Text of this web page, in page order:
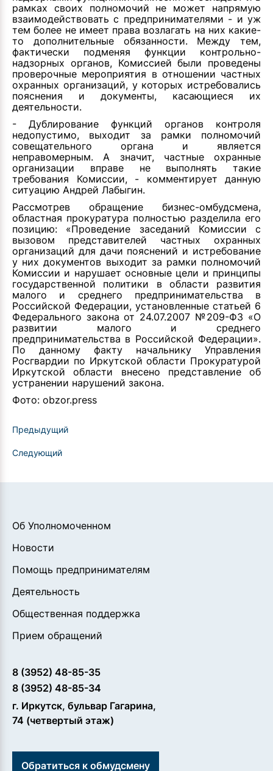
рамках своих полномочий не может напрямую
взаимодействовать с предпринимателями - и уж
тем более не имеет права возлагать на них какие-
то дополнительные обязанности. Между тем,
фактически подменяя функции контрольно-
надзорных органов, Комиссией были проведены
проверочные мероприятия в отношении частных
охранных организаций, у которых истребовались
пояснения и документы, касающиеся их
деятельности.
- Дублирование функций органов контроля
недопустимо, выходит за рамки полномочий
совещательного органа и является
неправомерным. А значит, частные охранные
организации вправе не выполнять такие
требования Комиссии, - комментирует данную
ситуацию Андрей Лабыгин.
Рассмотрев обращение бизнес-омбудсмена,
областная прокуратура полностью разделила его
позицию: «Проведение заседаний Комиссии с
вызовом представителей частных охранных
организаций для дачи пояснений и истребование
у них документов выходит за рамки полномочий
Комиссии и нарушает основные цели и принципы
государственной политики в области развития
малого и среднего предпринимательства в
Российской Федерации, установленные статьей 6
Федерального закона от 24.07.2007 №209-ФЗ «О
развитии малого и среднего
предпринимательства в Российской Федерации».
По данному факту начальнику Управления
Росгвардии по Иркутской области Прокуратурой
Иркутской области внесено представление об
устранении нарушений закона.
Фото: obzor.press
Предыдущий
Следующий
Об Уполномоченном
Новости
Помощь предпринимателям
Деятельность
Общественная поддержка
Прием обращений
8 (3952) 48-85-35
8 (3952) 48-85-34
г. Иркутск, бульвар Гагарина,
74 (четвертый этаж)
Обратиться к обмудсмену